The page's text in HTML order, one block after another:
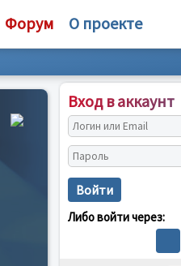
Форум О проекте
Вход в аккаунт
Войти
Либо войти через: